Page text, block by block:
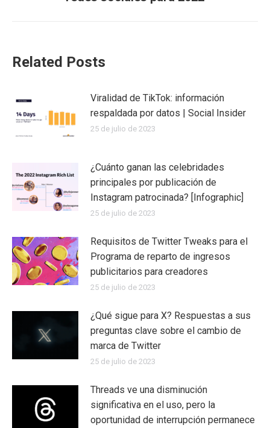
siguiente:
Related Posts
Viralidad de TikTok: información
respaldada por datos | Social Insider
25 de julio de 2023
¿Cuánto ganan las celebridades
principales por publicación de
Instagram patrocinada? [Infographic]
25 de julio de 2023
Requisitos de Twitter Tweaks para el
Programa de reparto de ingresos
publicitarios para creadores
25 de julio de 2023
¿Qué sigue para X? Respuestas a sus
preguntas clave sobre el cambio de
marca de Twitter
25 de julio de 2023
Threads ve una disminución
significativa en el uso, pero la
oportunidad de interrupción permanece